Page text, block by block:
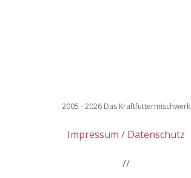
2005 - 2026 Das Kraftfuttermischwerk
Impressum Datenschutz
//